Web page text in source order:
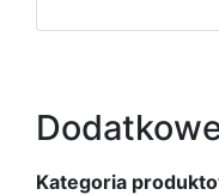
Kategoria